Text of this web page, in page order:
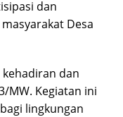
dan
Desa
dan
MW. Kegiatan ini
lingkungan